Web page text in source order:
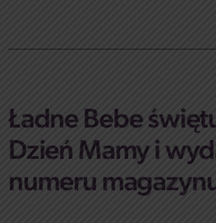
Ładne Bebe
Dzień Mamy i
numeru